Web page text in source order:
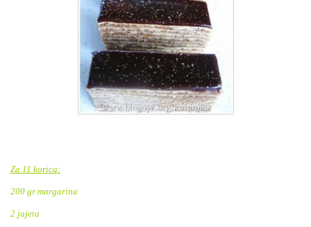
Za 11 korica:
200 gr margarina
2 jajeta